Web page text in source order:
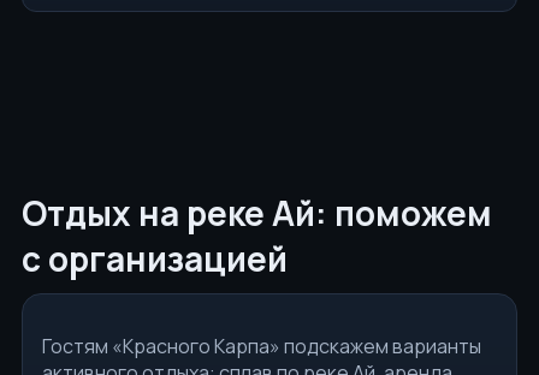
Отдых на реке Ай: поможем
с организацией
Гостям «Красного Карпа» подскажем варианты